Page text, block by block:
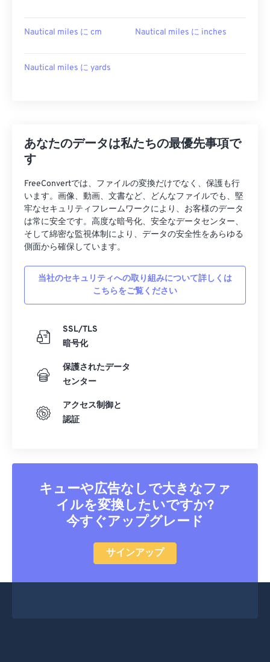
Nautical miles に cm Nautical miles に inches
Nautical miles に yards
あなたのデータは私たちの最優先事項で
す
FreeConvertでは、ファイルの変換だけでなく、保護も行
います。画像、動画、文書など、どんなファイルでも、堅
牢なセキュリティフレームワークにより、お客様のデータ
は常に安全です。高度な暗号化、安全なデータセンター、
そして綿密な監視体制により、データの安全性をあらゆる
側面から確保しています。
当社のセキュリティへの取り組みについて詳しくは
こちらをご覧ください
SSL/TLS
暗号化
保護されたデータ
センター
アクセス制御と
認証
キューや広告なしで大きなファ
イルを変換したいですか?
今すぐアップグレード
サインアップ